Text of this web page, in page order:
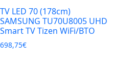
TV LED 70 (178cm)
SAMSUNG TU70U8005 UHD
Smart TV Tizen WiFi/BTO
698,75€